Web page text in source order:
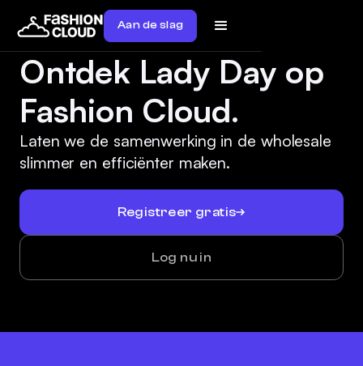
Aan de slag
Ontdek Lady Day op
Fashion Cloud.
Laten we de samenwerking in de wholesale
slimmer en efficiënter maken.
Registreer gratis
Log nu in